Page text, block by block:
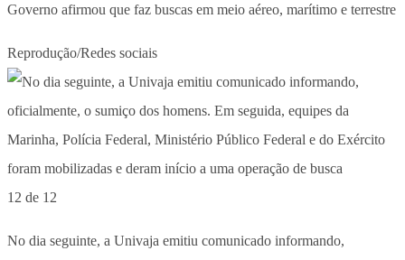
Governo afirmou que faz buscas em meio aéreo, marítimo e terrestre
Reprodução/Redes sociais
12 de 12
No dia seguinte, a Univaja emitiu comunicado informando,